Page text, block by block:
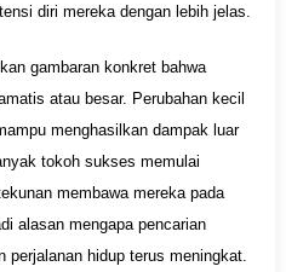
diri mereka dengan lebih jelas.
gambaran konkret bahwa
atau besar. Perubahan kecil
menghasilkan dampak luar
tokoh sukses memulai
membawa mereka pada
alasan mengapa pencarian
hidup terus meningkat.